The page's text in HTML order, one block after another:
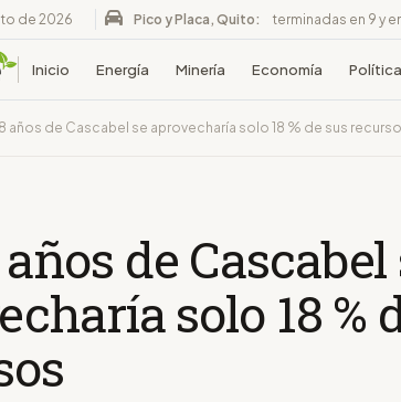
de 2026 Pico y Placa, Quito: terminadas en 9 y
Inicio Energía Minería Economía Política
años de Cascabel se aprovecharía solo 18 % de sus
de Cascabel
solo 18 %